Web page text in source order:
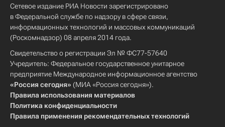
Сетевое издание РИА Новости зарегистрировано
в Федеральной службе по надзору в сфере связи,
информационных технологий и массовых коммуникаций
(Роскомнадзор) 08 апреля 2014 года.
Свидетельство о регистрации Эл № ФС77-57640
Учредитель: Федеральное государственное унитарное
предприятие Международное информационное агентство
«Россия сегодня» (МИА «Россия сегодня»).
Правила использования материалов
Политика конфиденциальности
Правила применения рекомендательных технологий